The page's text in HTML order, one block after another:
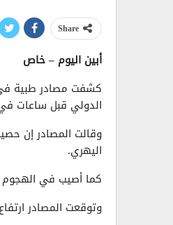
Share
أبين اليوم – خاص
كشفت مصادر طبية في
الدولي قبل ساعات في
اليهري.
كما أصيب في الهجوم 63 آخرين بينهم نائب وزير النقل ناصر الشريف ووكيل محافظة عدن بدر معاون.
وتوقعت المصادر